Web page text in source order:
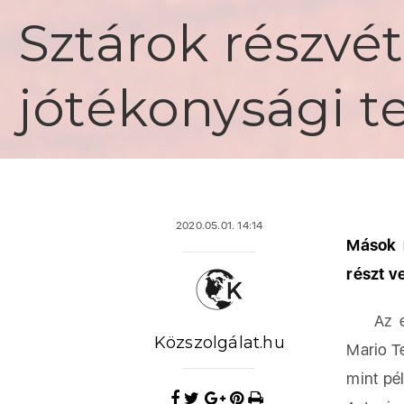
Sztárok
jótékonysági
2020.05.01. 14:14
Közszolgálat.hu
Mások
részt
Az
Mario
mint